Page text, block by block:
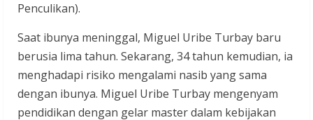
Penculikan).
Saat ibunya meninggal, Miguel Uribe Turbay baru
berusia lima tahun. Sekarang, 34 tahun kemudian, ia
menghadapi risiko mengalami nasib yang sama
dengan ibunya. Miguel Uribe Turbay mengenyam
pendidikan dengan gelar master dalam kebijakan